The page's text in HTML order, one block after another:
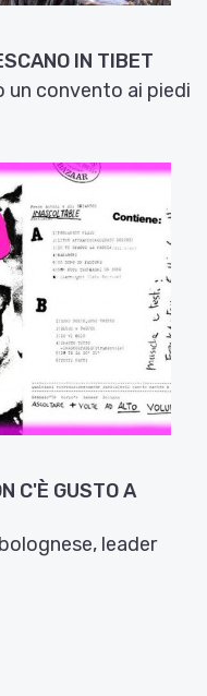
IN TIBET
un convento ai piedi
C'È GUSTO A
leader